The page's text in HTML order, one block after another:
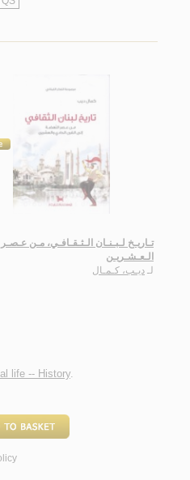
تـاريـخ لـبـنـان الـثـقـافـي، مـن
الـعـشـريـن
لـ ديـب، كـمـال
life -- History.